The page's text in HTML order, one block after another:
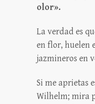
olor».
La verdad es
en flor, huelen
jazmineros en
Si me aprietas
Wilhelm; mira